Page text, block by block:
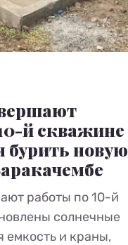
й скважине
бурить новую
работы по 10-й
солнечные
емкость и краны,